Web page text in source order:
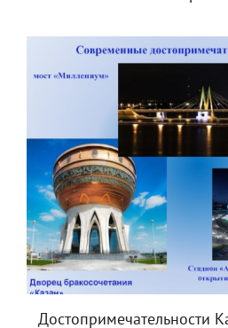
Достопримечательности